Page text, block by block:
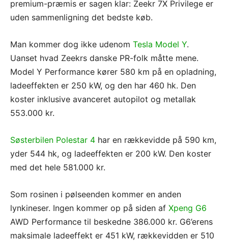
premium-præmis er sagen klar: Zeekr 7X Privilege er
uden sammenligning det bedste køb.
Man kommer dog ikke udenom Tesla Model Y.
Uanset hvad Zeekrs danske PR-folk måtte mene.
Model Y Performance kører 580 km på en opladning,
ladeeffekten er 250 kW, og den har 460 hk. Den
koster inklusive avanceret autopilot og metallak
553.000 kr.
Søsterbilen Polestar 4 har en rækkevidde på 590 km,
yder 544 hk, og ladeeffekten er 200 kW. Den koster
med det hele 581.000 kr.
Som rosinen i pølseenden kommer en anden
lynkineser. Ingen kommer op på siden af Xpeng G6
AWD Performance til beskedne 386.000 kr. G6’erens
maksimale ladeeffekt er 451 kW, rækkevidden er 510